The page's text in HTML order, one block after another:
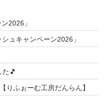
2026」
ュキャンペーン2026」
た🎵
りふぉーむ工房だんらん】